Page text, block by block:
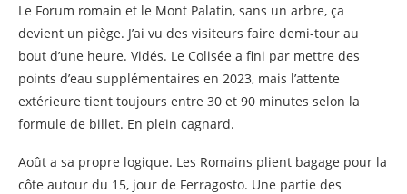
Le Forum romain et le Mont Palatin, sans un arbre, ça
devient un piège. J’ai vu des visiteurs faire demi-tour au
bout d’une heure. Vidés. Le Colisée a fini par mettre des
points d’eau supplémentaires en 2023, mais l’attente
extérieure tient toujours entre 30 et 90 minutes selon la
formule de billet. En plein cagnard.
Août a sa propre logique. Les Romains plient bagage pour la
côte autour du 15, jour de Ferragosto. Une partie des